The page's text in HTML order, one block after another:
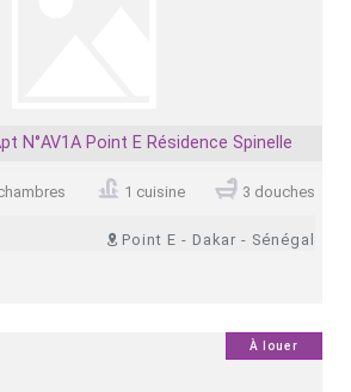
N°AV1A Point E Résidence Spinelle
1 cuisine 3 douches
Point E - Dakar - Sénégal
À louer0